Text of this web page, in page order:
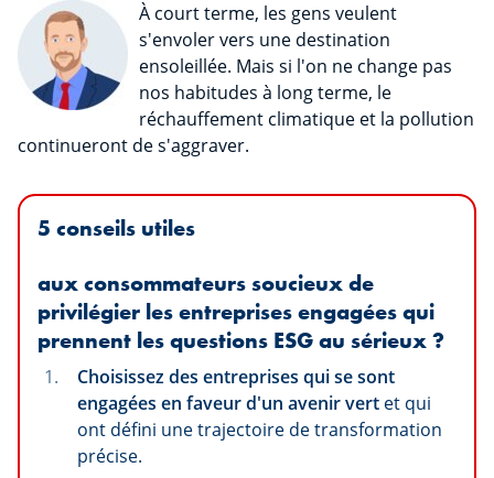
À court terme, les gens veulent
s'envoler vers une destination
ensoleillée. Mais si l'on ne change pas
nos habitudes à long terme, le
réchauffement climatique et la pollution
continueront de s'aggraver.
5 conseils utiles
aux consommateurs soucieux de
privilégier les entreprises engagées qui
prennent les questions ESG au sérieux?
Choisissez des entreprises qui se sont
engagées en faveur d'un avenir vert et qui
ont défini une trajectoire de transformation
précise.